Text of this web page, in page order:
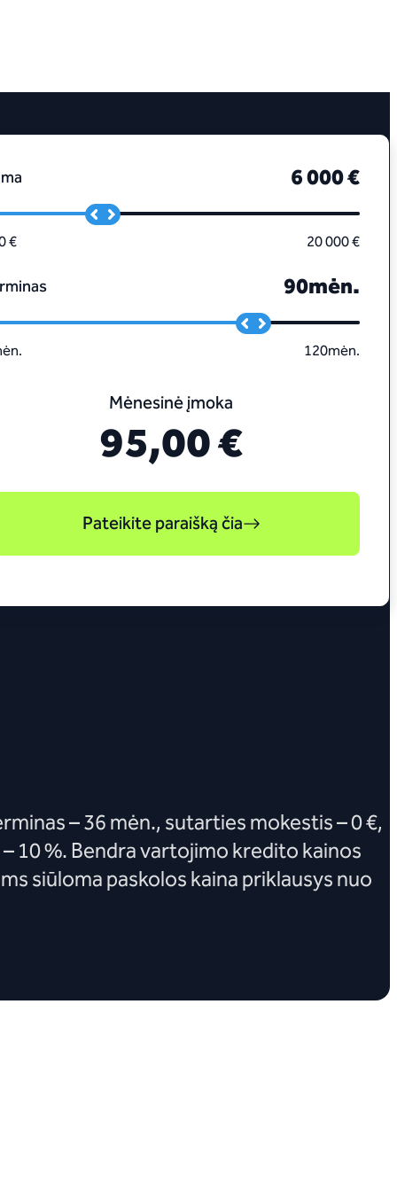
6 000 €
€ 20 000 €
90mėn.
120mėn.
Mėnesinė įmoka
95,00 €
Pateikite paraišką čia
– 36 mėn., sutarties mokestis – 0 €,
10 %. Bendra vartojimo kredito kainos
siūloma paskolos kaina priklausys nuo